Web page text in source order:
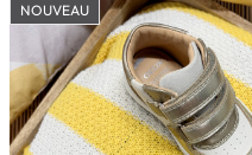
NOUVEAU